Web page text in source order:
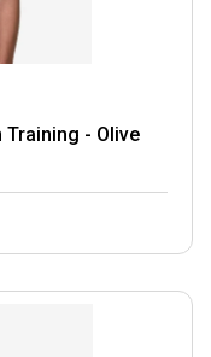
Training - Olive